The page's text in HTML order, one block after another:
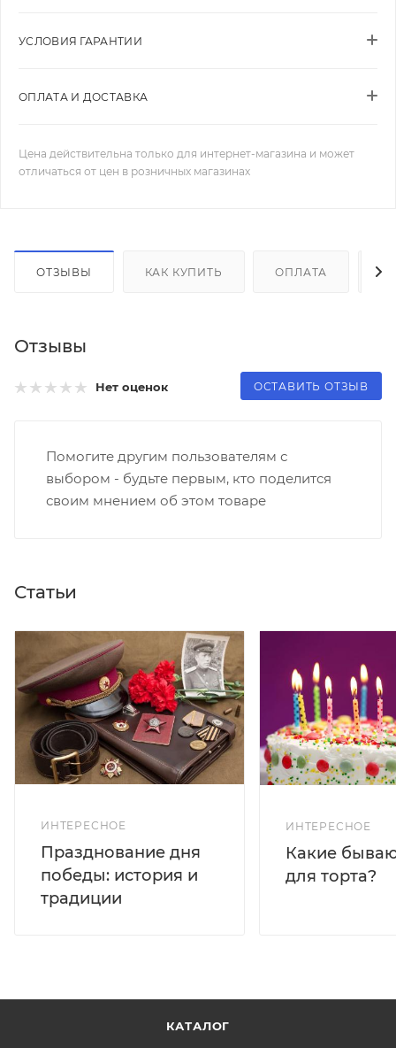
УСЛОВИЯ ГАРАНТИИ
ОПЛАТА И ДОСТАВКА
Цена действительна только для интернет-магазина и может
отличаться от цен в розничных магазинах
ОТЗЫВЫ КАК КУПИТЬ ОПЛАТА
Отзывы
Нет оценок ОСТАВИТЬ ОТЗЫВ
Помогите другим пользователям с
выбором - будьте первым, кто поделится
своим мнением об этом товаре
Статьи
ИНТЕРЕСНОЕ
Празднование дня
победы: история и
традиции
ИНТЕРЕСНОЕ
Какие
для торта?
КАТАЛОГ